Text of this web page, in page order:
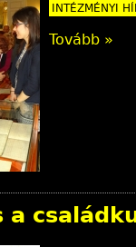
INTÉZMÉNYI
Tovább »
a